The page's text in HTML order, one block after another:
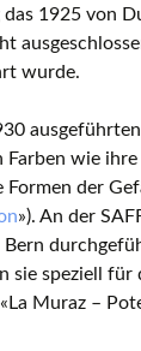
1925 von
wurde.
Farben wie
der
»). An der
sie speziell für
Muraz –